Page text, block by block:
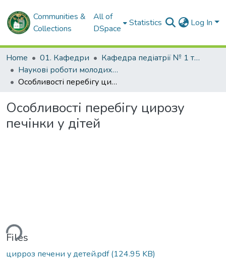
Communities &
Collections
All of
DSpace
Statistics Log In
Home 01. Кафедри
Кафедра педіатрії № 1 та неонатології
Наукові роботи молодих дослідників та кваліфікаційні роботи. Кафедра педіатрії № 1 та неонатології
Особливості перебігу цирозу печінки у дітей
Особливості перебігу цирозу
печінки у дітей
Files
цирроз печени у детей.pdf(124.95 KB)